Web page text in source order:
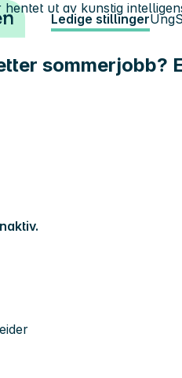
Ledige stillingerUng
sommerjobb?
hentet ut av kunstig